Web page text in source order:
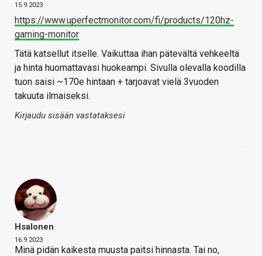
15.9.2023
https://www.uperfectmonitor.com/fi/products/120hz-
gaming-monitor
Tätä katsellut itselle. Vaikuttaa ihan pätevältä vehkeeltä
ja hinta huomattavasi huokeampi. Sivulla olevalla koodilla
tuon saisi ~170e hintaan + tarjoavat vielä 3vuoden
takuuta ilmaiseksi.
Kirjaudu sisään vastataksesi
Hsalonen
16.9.2023
Minä pidän kaikesta muusta paitsi hinnasta. Tai no,